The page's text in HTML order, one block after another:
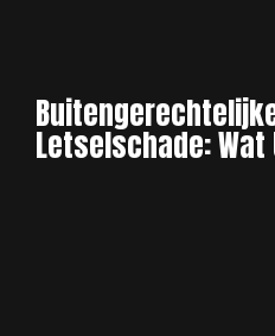
Letselschade: Wat